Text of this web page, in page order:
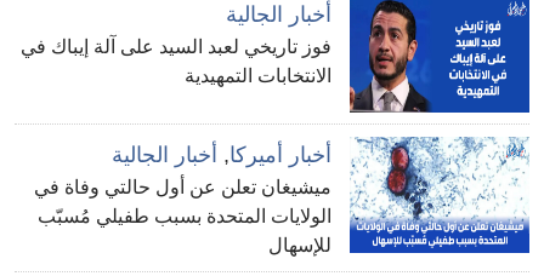
أخبار الجالية
فوز تاريخي لعبد السيد على آلة إيباك في
الانتخابات التمهيدية
أخبار أميركا, أخبار الجالية
ميشيغان تعلن عن أول حالتي وفاة في
الولايات المتحدة بسبب طفيلي مُسبّب
للإسهال